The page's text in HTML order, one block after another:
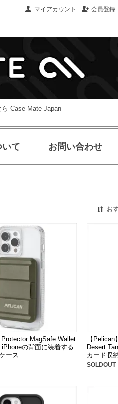
会員登録
マイアカウント
Case-Mate Japan
いて お問い合わせ
お
Protector MagSafe Wallet
iPhoneの背面に装着する
ース
【
Desert
カード収
SOLDOUT